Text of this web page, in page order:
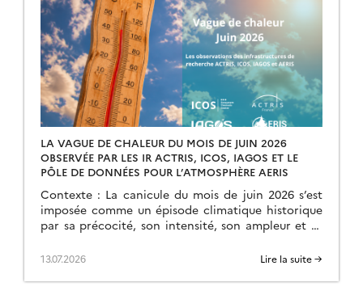
LA VAGUE DE CHALEUR DU MOIS DE JUIN 2026
OBSERVÉE PAR LES IR ACTRIS, ICOS, IAGOS ET LE
PÔLE DE DONNÉES POUR L’ATMOSPHÈRE AERIS
Contexte : La canicule du mois de juin 2026 s’est
imposée comme un épisode climatique historique
par sa précocité, son intensité, son ampleur et sa
13.07.2026 Lire la suite →